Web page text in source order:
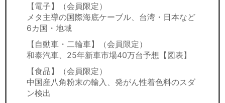
【電子】（会員限定）
メタ主導の国際海底ケーブル、台湾・日本など
6カ国・地域
【自動車・二輪車】（会員限定）
和泰汽車、25年新車市場40万台予想【図表】
【食品】（会員限定）
中国産八角粉末の輸入、発がん性着色料のスダ
ン検出